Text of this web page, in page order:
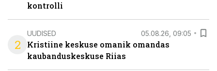
kontrolli
2
UUDISED 05.08.26, 09:05
Kristiine keskuse omanik omandas
kaubanduskeskuse Riias